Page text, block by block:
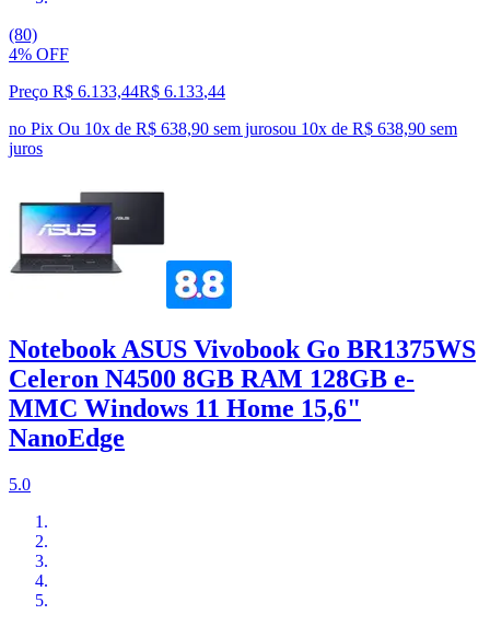
(80)
4% OFF
Preço R$ 6.133,44R$ 6.133,44
no Pix Ou 10x de R$ 638,90 sem jurosou 10x de R$ 638,90 sem
juros
Notebook ASUS Vivobook Go BR1375WS
Celeron N4500 8GB RAM 128GB e-
MMC Windows 11 Home 15,6"
NanoEdge
5.0